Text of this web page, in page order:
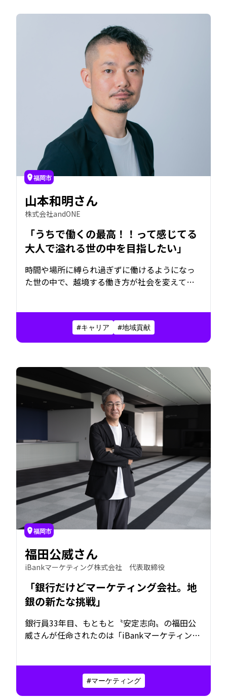
福岡市
山本和明さん
株式会社andONE
「うちで働くの最高！！って感じてる
大人で溢れる世の中を目指したい」
時間や場所に縛られ過ぎずに働けるようになっ
た世の中で、越境する働き方が社会を変えてい
「株式会社andONE」に所属。身を置いている組
織と地域にこだわりながら、それらに捉われす
ぎない働き方を実践している。
#キャリア #地域貢献
福岡市
福田公威さん
iBankマーケティング株式会社 代表取締役
「銀行だけどマーケティング会社。地
銀の新たな挑戦」
銀行員33年目、もともと〝安定志向〟の福田公
威さんが任命されたのは「iBankマーケティング
いる。銀行が変われば、まちが変わる。安心と
信頼はそのままに、未来を拓く、日本を元気に
する新たな挑戦とは。
#マーケティング